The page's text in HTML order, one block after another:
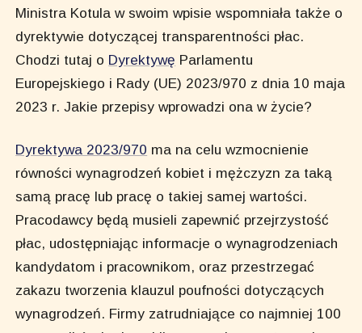
Ministra Kotula w swoim wpisie wspomniała także o
dyrektywie dotyczącej transparentności płac.
Chodzi tutaj o Dyrektywę Parlamentu
Europejskiego i Rady (UE) 2023/970 z dnia 10 maja
2023 r. Jakie przepisy wprowadzi ona w życie?
Dyrektywa 2023/970 ma na celu wzmocnienie
równości wynagrodzeń kobiet i mężczyzn za taką
samą pracę lub pracę o takiej samej wartości.
Pracodawcy będą musieli zapewnić przejrzystość
płac, udostępniając informacje o wynagrodzeniach
kandydatom i pracownikom, oraz przestrzegać
zakazu tworzenia klauzul poufności dotyczących
wynagrodzeń. Firmy zatrudniające co najmniej 100